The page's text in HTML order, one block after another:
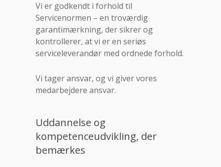
Vi er godkendt i forhold til
Servicenormen – en troværdig
garantimærkning, der sikrer og
kontrollerer, at vi er en seriøs
serviceleverandør med ordnede forhold.
Vi tager ansvar, og vi giver vores
medarbejdere ansvar.
Uddannelse og
kompetenceudvikling, der
bemærkes